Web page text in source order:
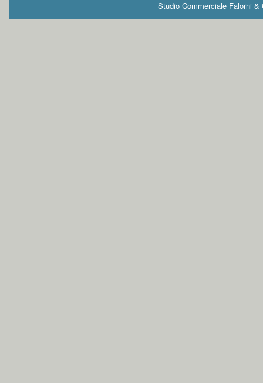
Studio Commerciale Falorni